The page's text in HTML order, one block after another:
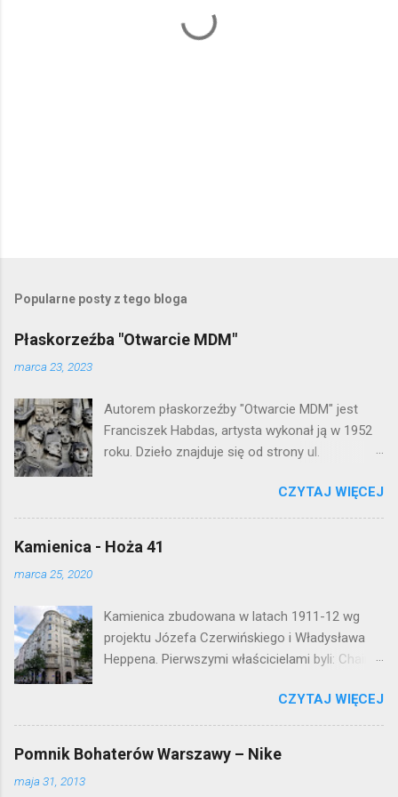
Popularne posty z tego bloga
Płaskorzeźba "Otwarcie MDM"
marca 23, 2023
Autorem płaskorzeźby "Otwarcie MDM" jest
Franciszek Habdas, artysta wykonał ją w 1952
roku. Dzieło znajduje się od strony ul.
warszawskiej flagowej inwestycji
mieszkaniowej lat 50. Lokalizacja: Śródmieście
CZYTAJ WIĘCEJ
Kamienica - Hoża 41
marca 25, 2020
Kamienica zbudowana w latach 1911-12 wg
projektu Józefa Czerwińskiego i Władysława
Heppena. Pierwszymi właścicielami byli: Chaim
kamienica była zamieszkała przez
pracowników Elektrowni Warszawskiej. Ten
okazały budynek wyszedł bez szwanku z II
wojny światowej. Lokalizacja: Śródmieście
CZYTAJ WIĘCEJ
Pomnik Bohaterów Warszawy – Nike
maja 31, 2013